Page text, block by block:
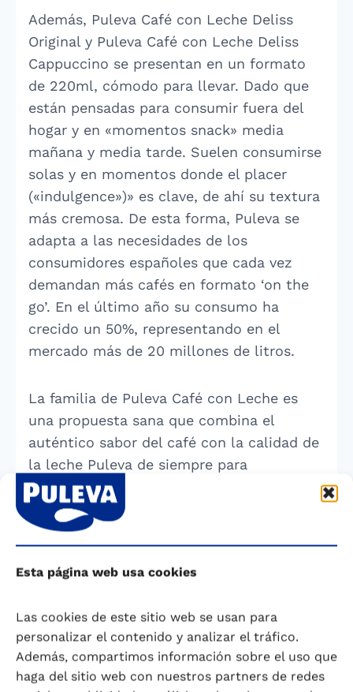
Esta página web usa cookies
Las cookies de este sitio web se usan para
personalizar el contenido y analizar el tráfico.
Además, compartimos información sobre el uso que
haga del sitio web con nuestros partners de redes
Además, Puleva Café con Leche Deliss
Original y Puleva Café con Leche Deliss
Cappuccino se presentan en un formato
de 220ml, cómodo para llevar. Dado que
están pensadas para consumir fuera del
hogar y en «momentos snack» media
mañana y media tarde. Suelen consumirse
solas y en momentos donde el placer
(«indulgence»)» es clave, de ahí su textura
más cremosa. De esta forma, Puleva se
adapta a las necesidades de los
consumidores españoles que cada vez
demandan más cafés en formato ‘on the
go’. En el último año su consumo ha
crecido un 50%, representando en el
mercado más de 20 millones de litros.
La familia de Puleva Café con Leche es
una propuesta sana que combina el
auténtico sabor del café con la calidad de
la leche Puleva de siempre para
aprovechar los beneficios de la leche de
forma más cómoda. Con los nuevos
productos, da respuesta a los
emergente, al mismo tiempo que
de la salud y su clara apuesta por la
innovación y el desarrollo de leches
adaptadas a las necesidades de toda la
familia.